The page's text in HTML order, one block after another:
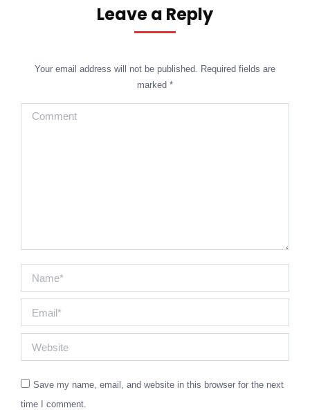
Leave a Reply
Your email address will not be published. Required fields are
marked *
Comment
Name *
Email *
Website
Save my name, email, and website in this browser for the next
time I comment.